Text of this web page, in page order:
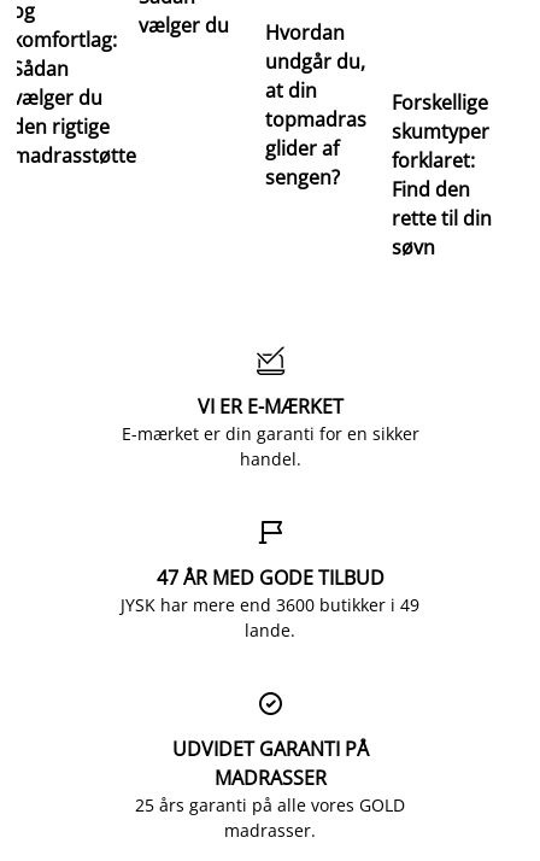
og
komfortlag:
Sådan
vælger du
den rigtige
madrasstøtte
vælger du
Hvordan
undgår du,
at din
topmadras
glider af
sengen?
Forskellige
skumtyper
forklaret:
Find den
rette til din
søvn

VI ER E-MÆRKET
E-mærket er din garanti for en sikker
handel.

47 ÅR MED GODE TILBUD
JYSK har mere end 3600 butikker i 49
lande.

UDVIDET GARANTI PÅ
MADRASSER
25 års garanti på alle vores GOLD
madrasser.